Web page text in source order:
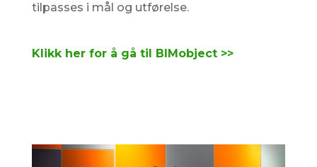
tilpasses i mål og utførelse.
Klikk her for å gå til BIMobject >>